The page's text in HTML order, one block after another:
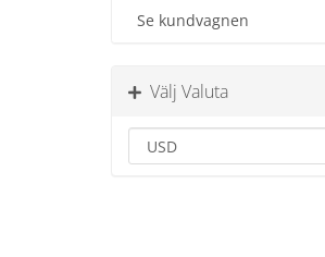
Se kundvagnen
Välj Valuta